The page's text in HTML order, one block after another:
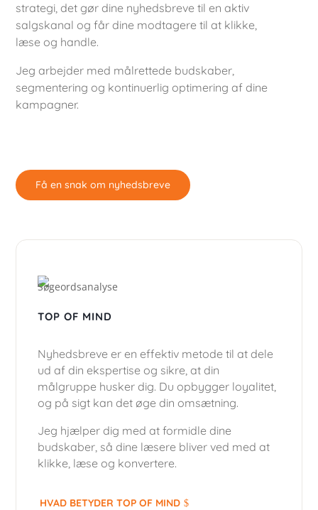
strategi, det gør dine nyhedsbreve til en aktiv
salgskanal og får dine modtagere til at klikke,
læse og handle.
Jeg arbejder med målrettede budskaber,
segmentering og kontinuerlig optimering af dine
kampagner.
Få en snak om nyhedsbreve
TOP OF MIND
Nyhedsbreve er en effektiv metode til at dele
ud af din ekspertise og sikre, at din
målgruppe husker dig. Du opbygger loyalitet,
og på sigt kan det øge din omsætning.
Jeg hjælper dig med at formidle dine
budskaber, så dine læsere bliver ved med at
klikke, læse og konvertere.
HVAD BETYDER TOP OF MIND